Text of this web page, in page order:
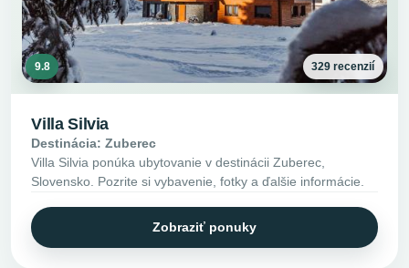
9.8 329 recenzií
Villa Silvia
Destinácia: Zuberec
Villa Silvia ponúka ubytovanie v destinácii Zuberec,
Slovensko. Pozrite si vybavenie, fotky a ďalšie informácie.
Zobraziť ponuky